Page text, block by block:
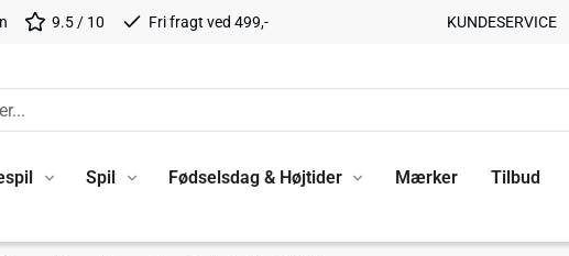
9.5 / 10 Fri fragt ved 499,- KUNDESERVICE
Spil Fødselsdag & Højtider Mærker
Tilbud